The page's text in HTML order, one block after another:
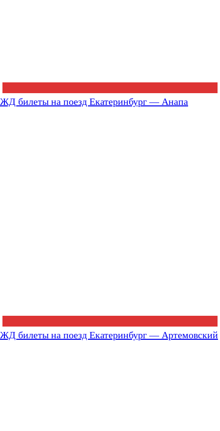
ЖД билеты на поезд Екатеринбург — Анапа
ЖД билеты на поезд Екатеринбург — Артемовский